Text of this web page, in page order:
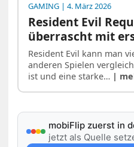
GAMING | 4. März 2026
Resident Evil
überrascht mit
Resident Evil kann man
anderen Spielen
ist und eine starke… |
mobiFlip zuerst in
jetzt als Quelle